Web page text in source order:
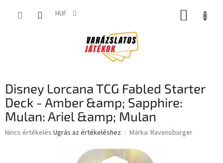
HUF KOSÁR
Disney Lorcana TCG Fabled Starter
Deck - Amber &amp; Sapphire:
Mulan: Ariel &amp; Mulan
A
Nincs értékelés Ugrás az értékeléshez Márka: Ravensburger